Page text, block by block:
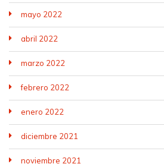
mayo 2022
abril 2022
marzo 2022
febrero 2022
enero 2022
diciembre 2021
noviembre 2021